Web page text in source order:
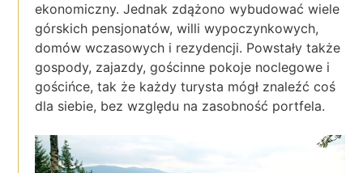
ekonomiczny. Jednak zdążono wybudować wiele
górskich pensjonatów, willi wypoczynkowych,
domów wczasowych i rezydencji. Powstały także
gospody, zajazdy, gościnne pokoje noclegowe i
gościńce, tak że każdy turysta mógł znaleźć coś
dla siebie, bez względu na zasobność portfela.